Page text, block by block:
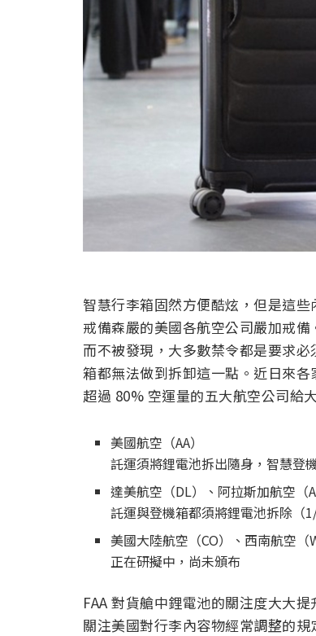
智慧行李箱固然方便酷炫，但是這
戒備森嚴的美國各航空公司嚴加戒
而不被發現，大多數禁令都是要求
箱都無法做到拆卸這一點。近日來
超過 80% 空運量的五大航空公司給
美國航空（AA）
託運須將鋰電池拆出隨身，智慧登
達美航空（DL）、阿拉斯加航空（
託運與登機箱都須將鋰電池拆除（1/
美國大陸航空（CO）、西南航空（
正在研擬中，尚未頒布
FAA 對貨艙中鋰電池的關注度大大
關注美國對行李內容物經常調整的